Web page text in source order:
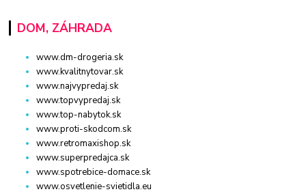
DOM, ZÁHRADA
www.dm-drogeria.sk
www.kvalitnytovar.sk
www.najvypredaj.sk
www.topvypredaj.sk
www.top-nabytok.sk
www.proti-skodcom.sk
www.retromaxishop.sk
www.superpredajca.sk
www.spotrebice-domace.sk
www.osvetlenie-svietidla.eu